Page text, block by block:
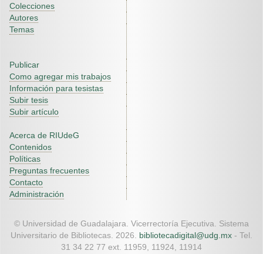
Colecciones
Autores
Temas
Publicar
Como agregar mis trabajos
Información para tesistas
Subir tesis
Subir artículo
Acerca de RIUdeG
Contenidos
Políticas
Preguntas frecuentes
Contacto
Administración
© Universidad de Guadalajara. Vicerrectoría Ejecutiva. Sistema
Universitario de Bibliotecas. 2026. bibliotecadigital@udg.mx - Tel.
31 34 22 77 ext. 11959, 11924, 11914